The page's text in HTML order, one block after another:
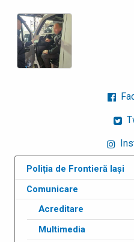
Poliția de Frontieră Iași
Comunicare
Acreditare
Multimedia